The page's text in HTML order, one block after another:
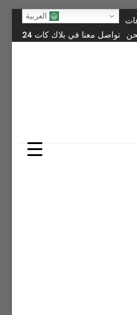
العربية
تواصل معنا في بلاك كات 24